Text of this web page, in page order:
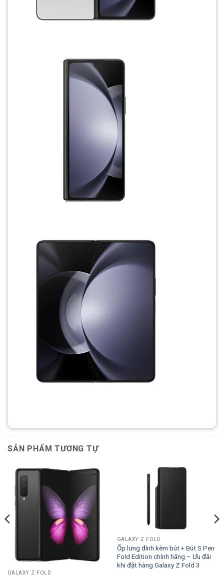
SẢN PHẨM TƯƠNG TỰ
GALAXY Z FOLD
GALAXY Z FOLD
Ốp lưng đính kèm bút + Bút S Pen
Fold Edition chính hãng – Ưu đãi
khi đặt hàng Galaxy Z Fold 3